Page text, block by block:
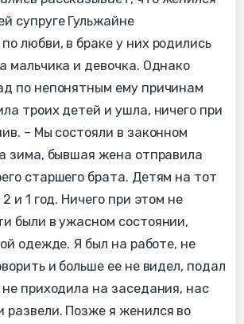
супруге Гульжайне
любви, в браке у них родились
мальчика и девочка. Однако
по непонятным ему причинам
троих детей и ушла, ничего при
– Мы состояли в законном
зима, бывшая жена отправила
старшего брата. Детям на тот
и 1 год. Ничего при этом не
были в ужасном состоянии,
одежде. Я был на работе, не
и больше ее не видел, подал
приходила на заседания, нас
развели. Позже я женился во